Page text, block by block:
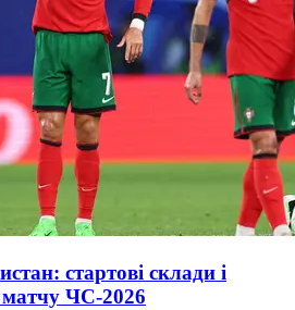
стартові склади і
матчу ЧС-2026